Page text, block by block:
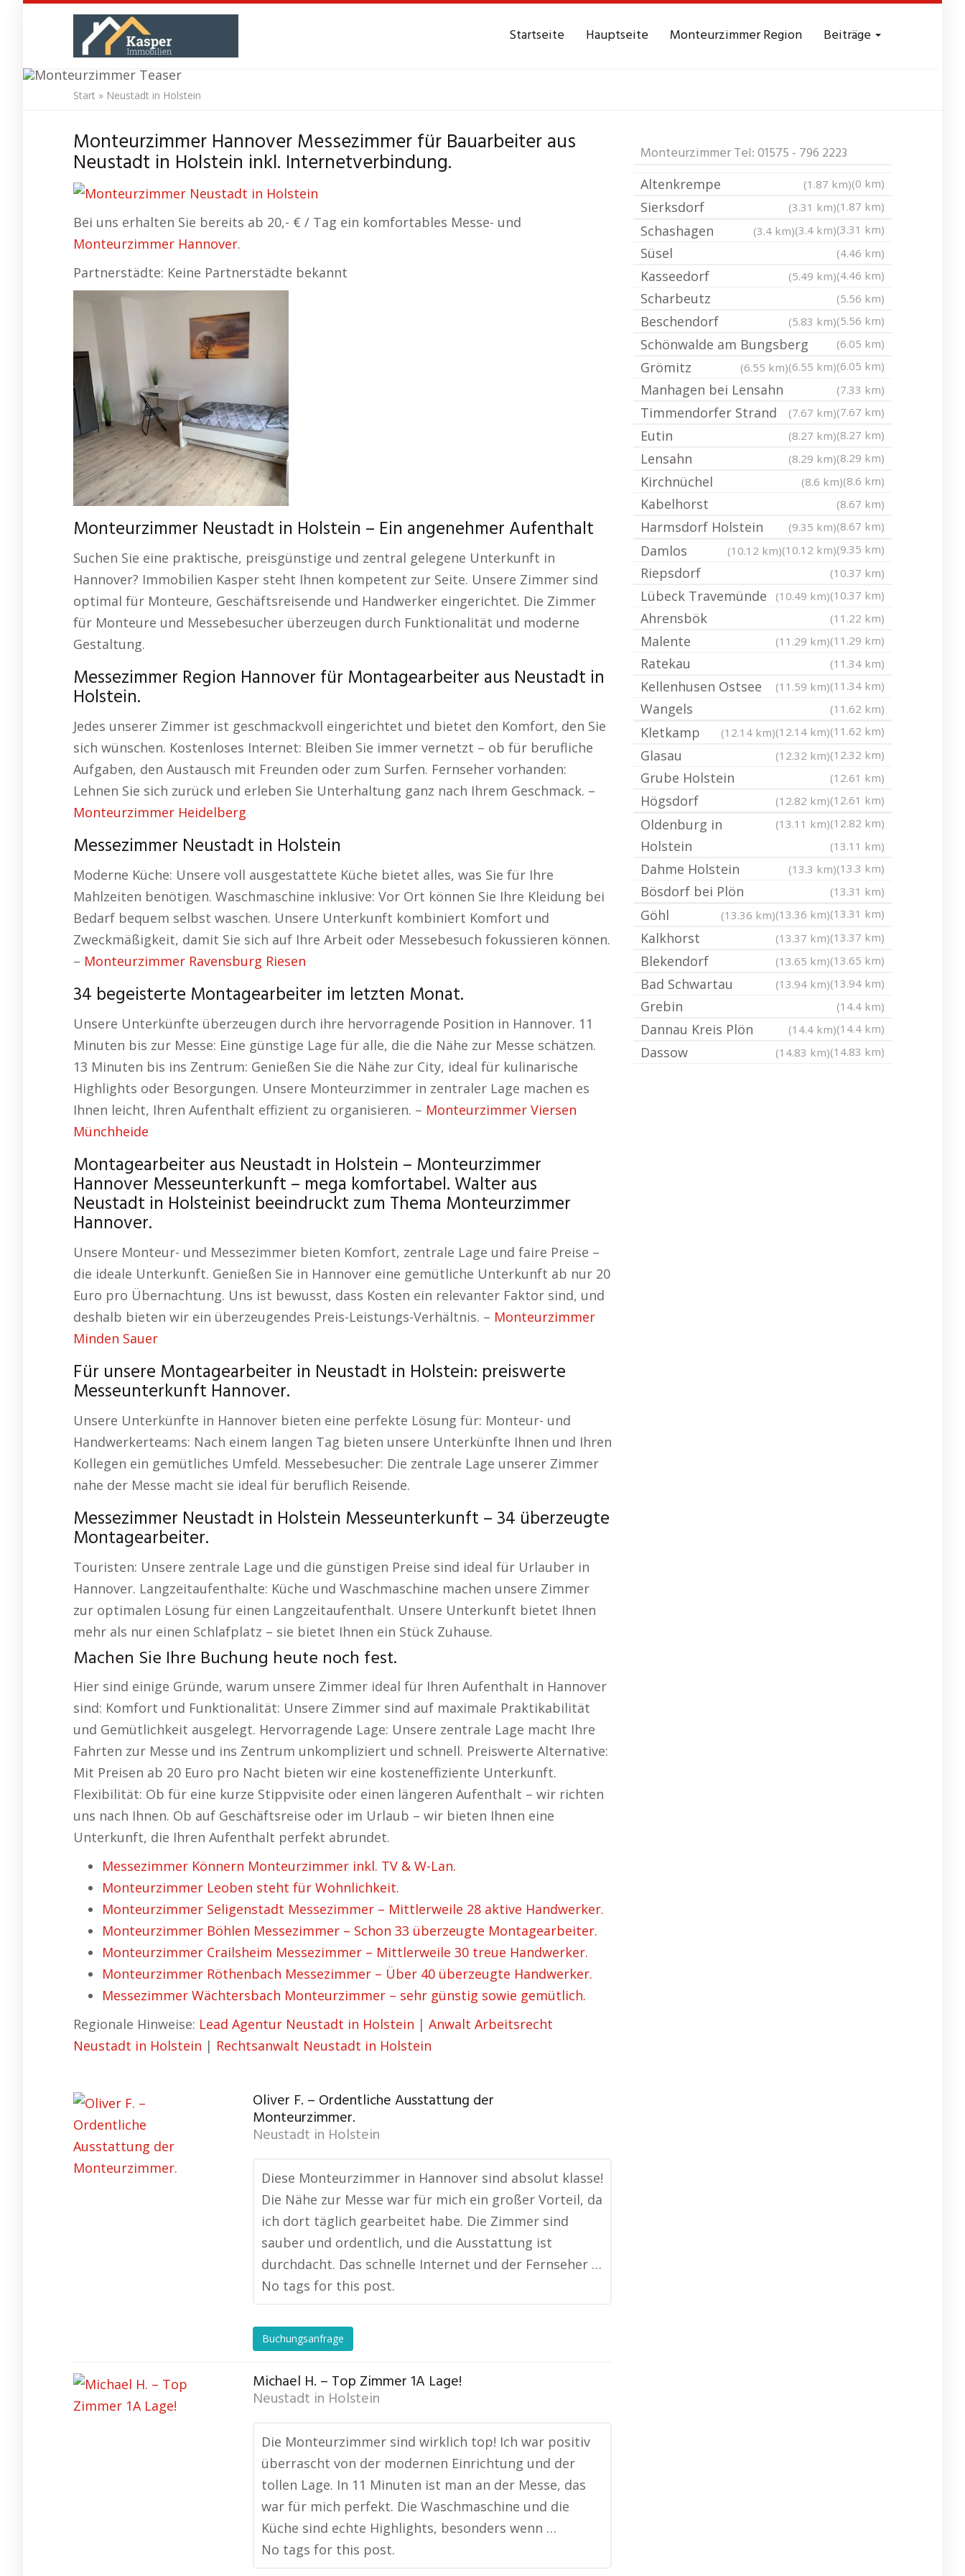
content
Startseite Hauptseite Monteurzimmer Region Beiträge
Monteurzimmer Neustadt in Holstein
Start » Neustadt in Holstein
Monteurzimmer Hannover Messezimmer für Bauarbeiter aus
Neustadt in Holstein inkl. Internetverbindung.
Bei uns erhalten Sie bereits ab 20,- € / Tag ein komfortables Messe- und
Monteurzimmer Hannover.
Partnerstädte: Keine Partnerstädte bekannt
Monteurzimmer Neustadt in Holstein – Ein angenehmer Aufenthalt
Suchen Sie eine praktische, preisgünstige und zentral gelegene Unterkunft in
Hannover? Immobilien Kasper steht Ihnen kompetent zur Seite. Unsere Zimmer sind
optimal für Monteure, Geschäftsreisende und Handwerker eingerichtet. Die Zimmer
für Monteure und Messebesucher überzeugen durch Funktionalität und moderne
Gestaltung.
Messezimmer Region Hannover für Montagearbeiter aus Neustadt in
Holstein.
Jedes unserer Zimmer ist geschmackvoll eingerichtet und bietet den Komfort, den Sie
sich wünschen. Kostenloses Internet: Bleiben Sie immer vernetzt – ob für berufliche
Aufgaben, den Austausch mit Freunden oder zum Surfen. Fernseher vorhanden:
Lehnen Sie sich zurück und erleben Sie Unterhaltung ganz nach Ihrem Geschmack. –
Monteurzimmer Heidelberg
Messezimmer Neustadt in Holstein
Moderne Küche: Unsere voll ausgestattete Küche bietet alles, was Sie für Ihre
Mahlzeiten benötigen. Waschmaschine inklusive: Vor Ort können Sie Ihre Kleidung bei
Bedarf bequem selbst waschen. Unsere Unterkunft kombiniert Komfort und
Zweckmäßigkeit, damit Sie sich auf Ihre Arbeit oder Messebesuch fokussieren können.
– Monteurzimmer Ravensburg Riesen
34 begeisterte Montagearbeiter im letzten Monat.
Unsere Unterkünfte überzeugen durch ihre hervorragende Position in Hannover. 11
Minuten bis zur Messe: Eine günstige Lage für alle, die die Nähe zur Messe schätzen.
13 Minuten bis ins Zentrum: Genießen Sie die Nähe zur City, ideal für kulinarische
Highlights oder Besorgungen. Unsere Monteurzimmer in zentraler Lage machen es
Ihnen leicht, Ihren Aufenthalt effizient zu organisieren. – Monteurzimmer Viersen
Münchheide
Montagearbeiter aus Neustadt in Holstein – Monteurzimmer
Hannover Messeunterkunft – mega komfortabel. Walter aus
Neustadt in Holsteinist beeindruckt zum Thema Monteurzimmer
Hannover.
Unsere Monteur- und Messezimmer bieten Komfort, zentrale Lage und faire Preise –
die ideale Unterkunft. Genießen Sie in Hannover eine gemütliche Unterkunft ab nur 20
Euro pro Übernachtung. Uns ist bewusst, dass Kosten ein relevanter Faktor sind, und
deshalb bieten wir ein überzeugendes Preis-Leistungs-Verhältnis. – Monteurzimmer
Minden Sauer
Für unsere Montagearbeiter in Neustadt in Holstein: preiswerte
Messeunterkunft Hannover.
Unsere Unterkünfte in Hannover bieten eine perfekte Lösung für: Monteur- und
Handwerkerteams: Nach einem langen Tag bieten unsere Unterkünfte Ihnen und Ihren
Kollegen ein gemütliches Umfeld. Messebesucher: Die zentrale Lage unserer Zimmer
nahe der Messe macht sie ideal für beruflich Reisende.
Messezimmer Neustadt in Holstein Messeunterkunft – 34 überzeugte
Montagearbeiter.
Touristen: Unsere zentrale Lage und die günstigen Preise sind ideal für Urlauber in
Hannover. Langzeitaufenthalte: Küche und Waschmaschine machen unsere Zimmer
zur optimalen Lösung für einen Langzeitaufenthalt. Unsere Unterkunft bietet Ihnen
mehr als nur einen Schlafplatz – sie bietet Ihnen ein Stück Zuhause.
Machen Sie Ihre Buchung heute noch fest.
Hier sind einige Gründe, warum unsere Zimmer ideal für Ihren Aufenthalt in Hannover
sind: Komfort und Funktionalität: Unsere Zimmer sind auf maximale Praktikabilität
und Gemütlichkeit ausgelegt. Hervorragende Lage: Unsere zentrale Lage macht Ihre
Fahrten zur Messe und ins Zentrum unkompliziert und schnell. Preiswerte Alternative:
Mit Preisen ab 20 Euro pro Nacht bieten wir eine kosteneffiziente Unterkunft.
Flexibilität: Ob für eine kurze Stippvisite oder einen längeren Aufenthalt – wir richten
uns nach Ihnen. Ob auf Geschäftsreise oder im Urlaub – wir bieten Ihnen eine
Unterkunft, die Ihren Aufenthalt perfekt abrundet.
Messezimmer Könnern Monteurzimmer inkl. TV & W-Lan.
Monteurzimmer Leoben steht für Wohnlichkeit.
Monteurzimmer Seligenstadt Messezimmer – Mittlerweile 28 aktive Handwerker.
Monteurzimmer Böhlen Messezimmer – Schon 33 überzeugte Montagearbeiter.
Monteurzimmer Crailsheim Messezimmer – Mittlerweile 30 treue Handwerker.
Monteurzimmer Röthenbach Messezimmer – Über 40 überzeugte Handwerker.
Messezimmer Wächtersbach Monteurzimmer – sehr günstig sowie gemütlich.
Regionale Hinweise: Lead Agentur Neustadt in Holstein | Anwalt Arbeitsrecht
Neustadt in Holstein | Rechtsanwalt Neustadt in Holstein
Oliver F. – Ordentliche Ausstattung der
Monteurzimmer.
Neustadt in Holstein
Diese Monteurzimmer in Hannover sind absolut klasse!
Die Nähe zur Messe war für mich ein großer Vorteil, da
ich dort täglich gearbeitet habe. Die Zimmer sind
sauber und ordentlich, und die Ausstattung ist
durchdacht. Das schnelle Internet und der Fernseher …
No tags for this post.
Buchungsanfrage
Michael H. – Top Zimmer 1A Lage!
Neustadt in Holstein
Die Monteurzimmer sind wirklich top! Ich war positiv
überrascht von der modernen Einrichtung und der
tollen Lage. In 11 Minuten ist man an der Messe, das
war für mich perfekt. Die Waschmaschine und die
Küche sind echte Highlights, besonders wenn …
No tags for this post.
Monteurzimmer Tel: 01575 - 796 2223
(0 km)
Altenkrempe
(1.87 km)
(1.87 km)
Sierksdorf
(3.31 km)
(3.31 km)
(3.4 km)
Schashagen (3.4 km)
Süsel
(4.46 km)
(4.46 km)
Kasseedorf (5.49 km)
Scharbeutz
(5.56 km)
(5.56 km)
Beschendorf
(5.83 km)
(6.05 km)
Schönwalde am Bungsberg
(6.05 km)
(6.55 km)
Grömitz (6.55 km)
Manhagen bei Lensahn
(7.33 km)
(7.67 km)
Timmendorfer Strand
(7.67 km)
(8.27 km)
Eutin
(8.27 km)
(8.29 km)
Lensahn
(8.29 km)
(8.6 km)
Kirchnüchel (8.6 km)
Kabelhorst
(8.67 km)
(8.67 km)
Harmsdorf Holstein
(9.35 km)
(9.35 km)
(10.12 km)
Damlos (10.12 km)
Riepsdorf
(10.37 km)
(10.37 km)
Lübeck Travemünde (10.49 km)
Ahrensbök
(11.22 km)
(11.29 km)
Malente (11.29 km)
Ratekau
(11.34 km)
(11.34 km)
Kellenhusen Ostsee (11.59 km)
Wangels
(11.62 km)
(11.62 km)
(12.14 km)
Kletkamp
(12.14 km)
(12.32 km)
Glasau (12.32 km)
Grube Holstein
(12.61 km)
(12.61 km)
Högsdorf
(12.82 km)
(12.82 km)
(13.11 km)
Oldenburg in
Holstein
(13.11 km)
(13.3 km)
Dahme Holstein (13.3 km)
Bösdorf bei Plön
(13.31 km)
(13.31 km)
(13.36 km)
Göhl
(13.36 km)
(13.37 km)
Kalkhorst
(13.37 km)
(13.65 km)
Blekendorf
(13.65 km)
(13.94 km)
Bad Schwartau (13.94 km)
Grebin
(14.4 km)
(14.4 km)
Dannau Kreis Plön
(14.4 km)
(14.83 km)
Dassow (14.83 km)